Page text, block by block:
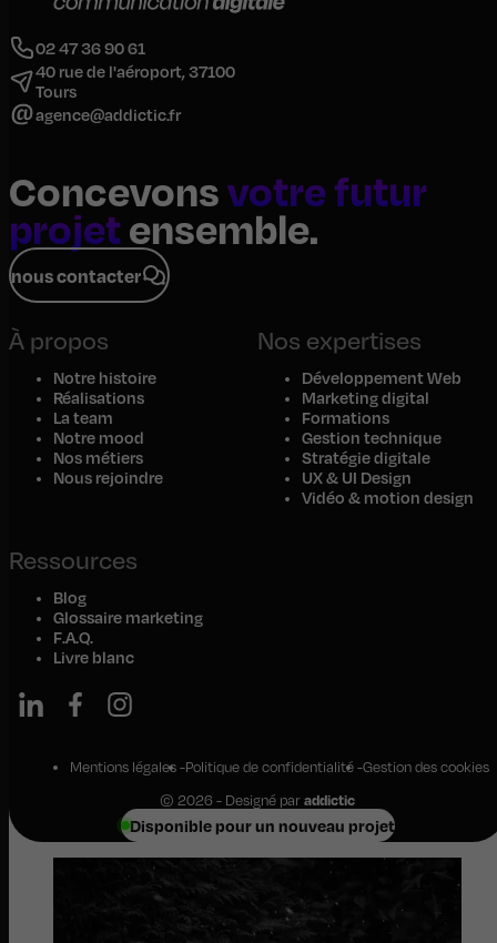
02 47 36 90 61
40 rue de l'aéroport, 37100
Tours
agence@addictic.fr
Concevonsvotre futur
projetensemble.
nous contacter
À propos
Notre histoire
Réalisations
La team
Notre mood
Nos métiers
Nous rejoindre
Nos expertises
Développement Web
Marketing digital
Formations
Gestion technique
Stratégie digitale
UX & UI Design
Vidéo & motion design
Ressources
Blog
Glossaire marketing
F.A.Q.
Livre blanc
Disponible pour un nouveau projet
Mentions légales Politique de confidentialité Gestion des cookies
© 2026 - Designé paraddictic